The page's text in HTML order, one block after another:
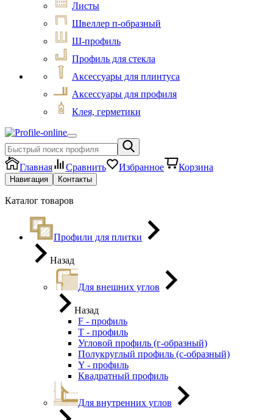
Листы
Швеллер п-образный
Ш-профиль
Профиль для стекла
Аксессуары для плинтуса
Аксессуары для профиля
Клея, герметики
Главная Сравнить Избранное Корзина
Навигация Контакты
Каталог товаров
Профили для плитки
Назад
Для внешних углов
Назад
F - профиль
Т - профиль
Угловой профиль (г-образный)
Полукруглый профиль (с-образный)
Y - профиль
Квадратный профиль
Для внутренних углов